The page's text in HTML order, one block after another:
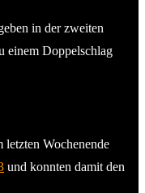
in der zweiten
einem Doppelschlag
Wochenende
und konnten damit den